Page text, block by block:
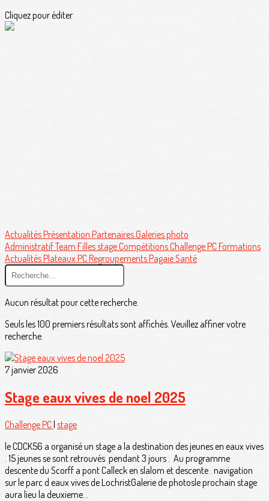
Cliquez pour éditer
Actualités Présentation PartenairesGaleries photo
AdministratifTeam FillesstageCompétitionsChallenge PCFormations
ActualitésPlateaux PCRegroupementsPagaie Santé
Aucun résultat pour cette recherche.
Seuls les 100 premiers résultats sont affichés. Veuillez affiner votre
recherche.
7 janvier 2026
Stage eaux vives de noel 2025
Challenge PC| stage
le CDCK56 a organisé un stage a la destination des jeunes en eaux vives
. 15 jeunes se sont retrouvés pendant 3 jours . Au programme
descente du Scorff a pont Calleck en slalom et descente . navigation
sur le parc d eaux vives de LochristGalerie de photosle prochain stage
aura lieu la deuxieme...